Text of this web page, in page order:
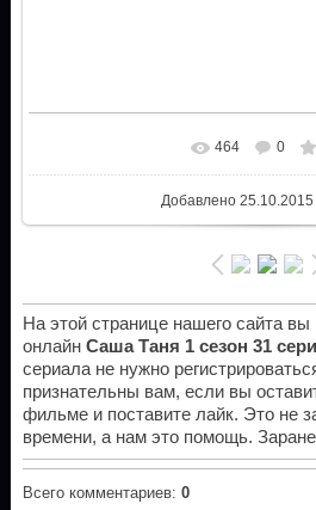
464 0
Добавлено25.10.2015
На этой странице нашего сайта
онлайн Саша Таня 1 сезон 31
сериала не нужно
признательны вам, если вы
фильме и поставите лайк. Это не
времени, а нам это помощь.
Всего комментариев: 0